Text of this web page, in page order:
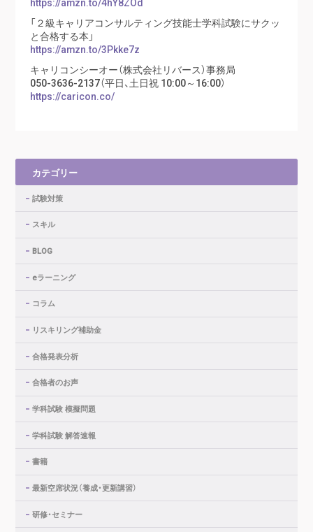
「２級キャリアコンサルティング技能士学科試験にサクッ
と合格する本」
https://amzn.to/3Pkke7z
キャリコンシーオー（株式会社リバース）事務局
050-3636-2137（平日、土日祝 10:00～16:00）
https://caricon.co/
カテゴリー
試験対策
スキル
BLOG
eラーニング
コラム
リスキリング補助金
合格発表分析
合格者のお声
学科試験 模擬問題
学科試験 解答速報
書籍
最新空席状況（養成・更新講習）
研修・セミナー